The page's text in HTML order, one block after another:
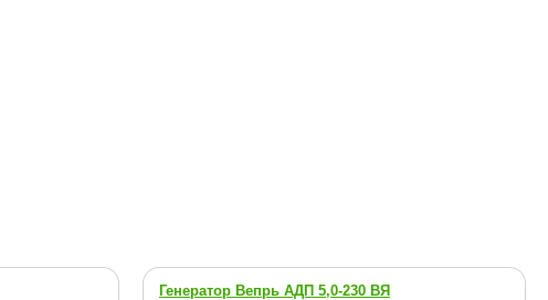
Генератор Вепрь АДП 5,0-230 ВЯ